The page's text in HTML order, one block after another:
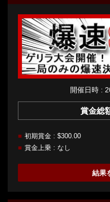
開催日時 :
賞金総
初期賞金 : $300.00
賞金上乗 : なし
結果